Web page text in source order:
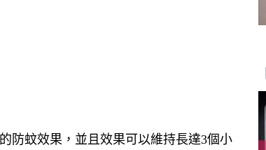
的防蚊效果 ，並且效果可以維持長達3個小